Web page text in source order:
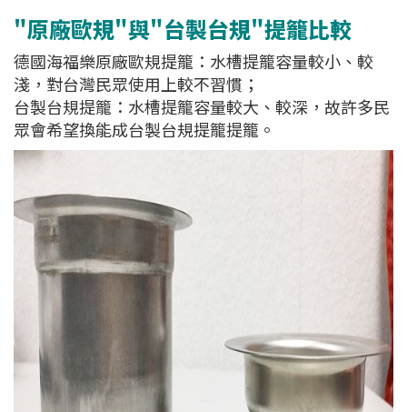
"原廠歐規"與"台製台規"提籠比較
德國海福樂原廠歐規提籠：水槽提籠容量較小、較
淺，對台灣民眾使用上較不習慣；
台製台規提籠：水槽提籠容量較大、較深，故許多民
眾會希望換能成台製台規提籠提籠。